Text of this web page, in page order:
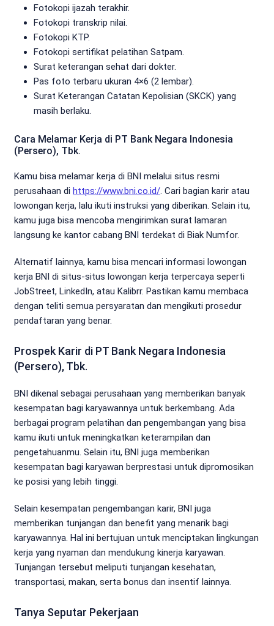
Fotokopi ijazah terakhir.
Fotokopi transkrip nilai.
Fotokopi KTP.
Fotokopi sertifikat pelatihan Satpam.
Surat keterangan sehat dari dokter.
Pas foto terbaru ukuran 4×6 (2 lembar).
Surat Keterangan Catatan Kepolisian (SKCK) yang
masih berlaku.
Cara Melamar Kerja di PT Bank Negara Indonesia
(Persero), Tbk.
Kamu bisa melamar kerja di BNI melalui situs resmi
perusahaan di https://www.bni.co.id/. Cari bagian karir atau
lowongan kerja, lalu ikuti instruksi yang diberikan. Selain itu,
kamu juga bisa mencoba mengirimkan surat lamaran
langsung ke kantor cabang BNI terdekat di Biak Numfor.
Alternatif lainnya, kamu bisa mencari informasi lowongan
kerja BNI di situs-situs lowongan kerja terpercaya seperti
JobStreet, LinkedIn, atau Kalibrr. Pastikan kamu membaca
dengan teliti semua persyaratan dan mengikuti prosedur
pendaftaran yang benar.
Prospek Karir di PT Bank Negara Indonesia
(Persero), Tbk.
BNI dikenal sebagai perusahaan yang memberikan banyak
kesempatan bagi karyawannya untuk berkembang. Ada
berbagai program pelatihan dan pengembangan yang bisa
kamu ikuti untuk meningkatkan keterampilan dan
pengetahuanmu. Selain itu, BNI juga memberikan
kesempatan bagi karyawan berprestasi untuk dipromosikan
ke posisi yang lebih tinggi.
Selain kesempatan pengembangan karir, BNI juga
memberikan tunjangan dan benefit yang menarik bagi
karyawannya. Hal ini bertujuan untuk menciptakan lingkungan
kerja yang nyaman dan mendukung kinerja karyawan.
Tunjangan tersebut meliputi tunjangan kesehatan,
transportasi, makan, serta bonus dan insentif lainnya.
Tanya Seputar Pekerjaan